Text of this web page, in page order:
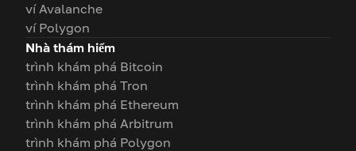
ví Avalanche
ví Polygon
Nhà thám hiểm
trình khám phá Bitcoin
trình khám phá Tron
trình khám phá Ethereum
trình khám phá Arbitrum
trình khám phá Polygon